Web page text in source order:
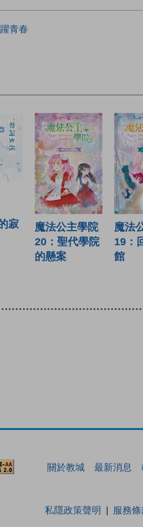
青春
寂
魔法公主學院
20：聖代學院
的懸案
魔法
19：
館
關於教城 最新消息
私隱政策聲明 服務